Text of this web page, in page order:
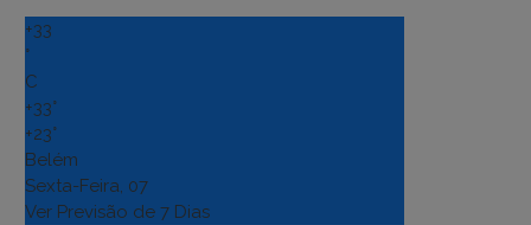
+33
°
C
+33°
+23°
Belém
Sexta-Feira, 07
Ver Previsão de 7 Dias